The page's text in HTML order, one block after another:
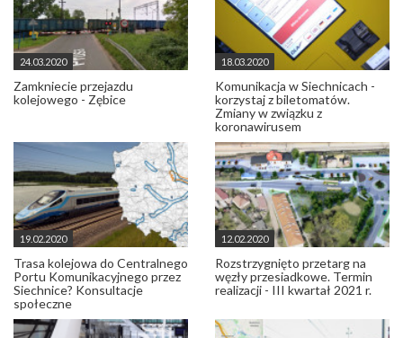
24.03.2020
Zamkniecie przejazdu
kolejowego - Zębice
18.03.2020
Komunikacja w Siechnicach -
korzystaj z biletomatów.
Zmiany w związku z
koronawirusem
19.02.2020
Trasa kolejowa do Centralnego
Portu Komunikacyjnego przez
Siechnice? Konsultacje
społeczne
12.02.2020
Rozstrzygnięto przetarg na
węzły przesiadkowe. Termin
realizacji - III kwartał 2021 r.